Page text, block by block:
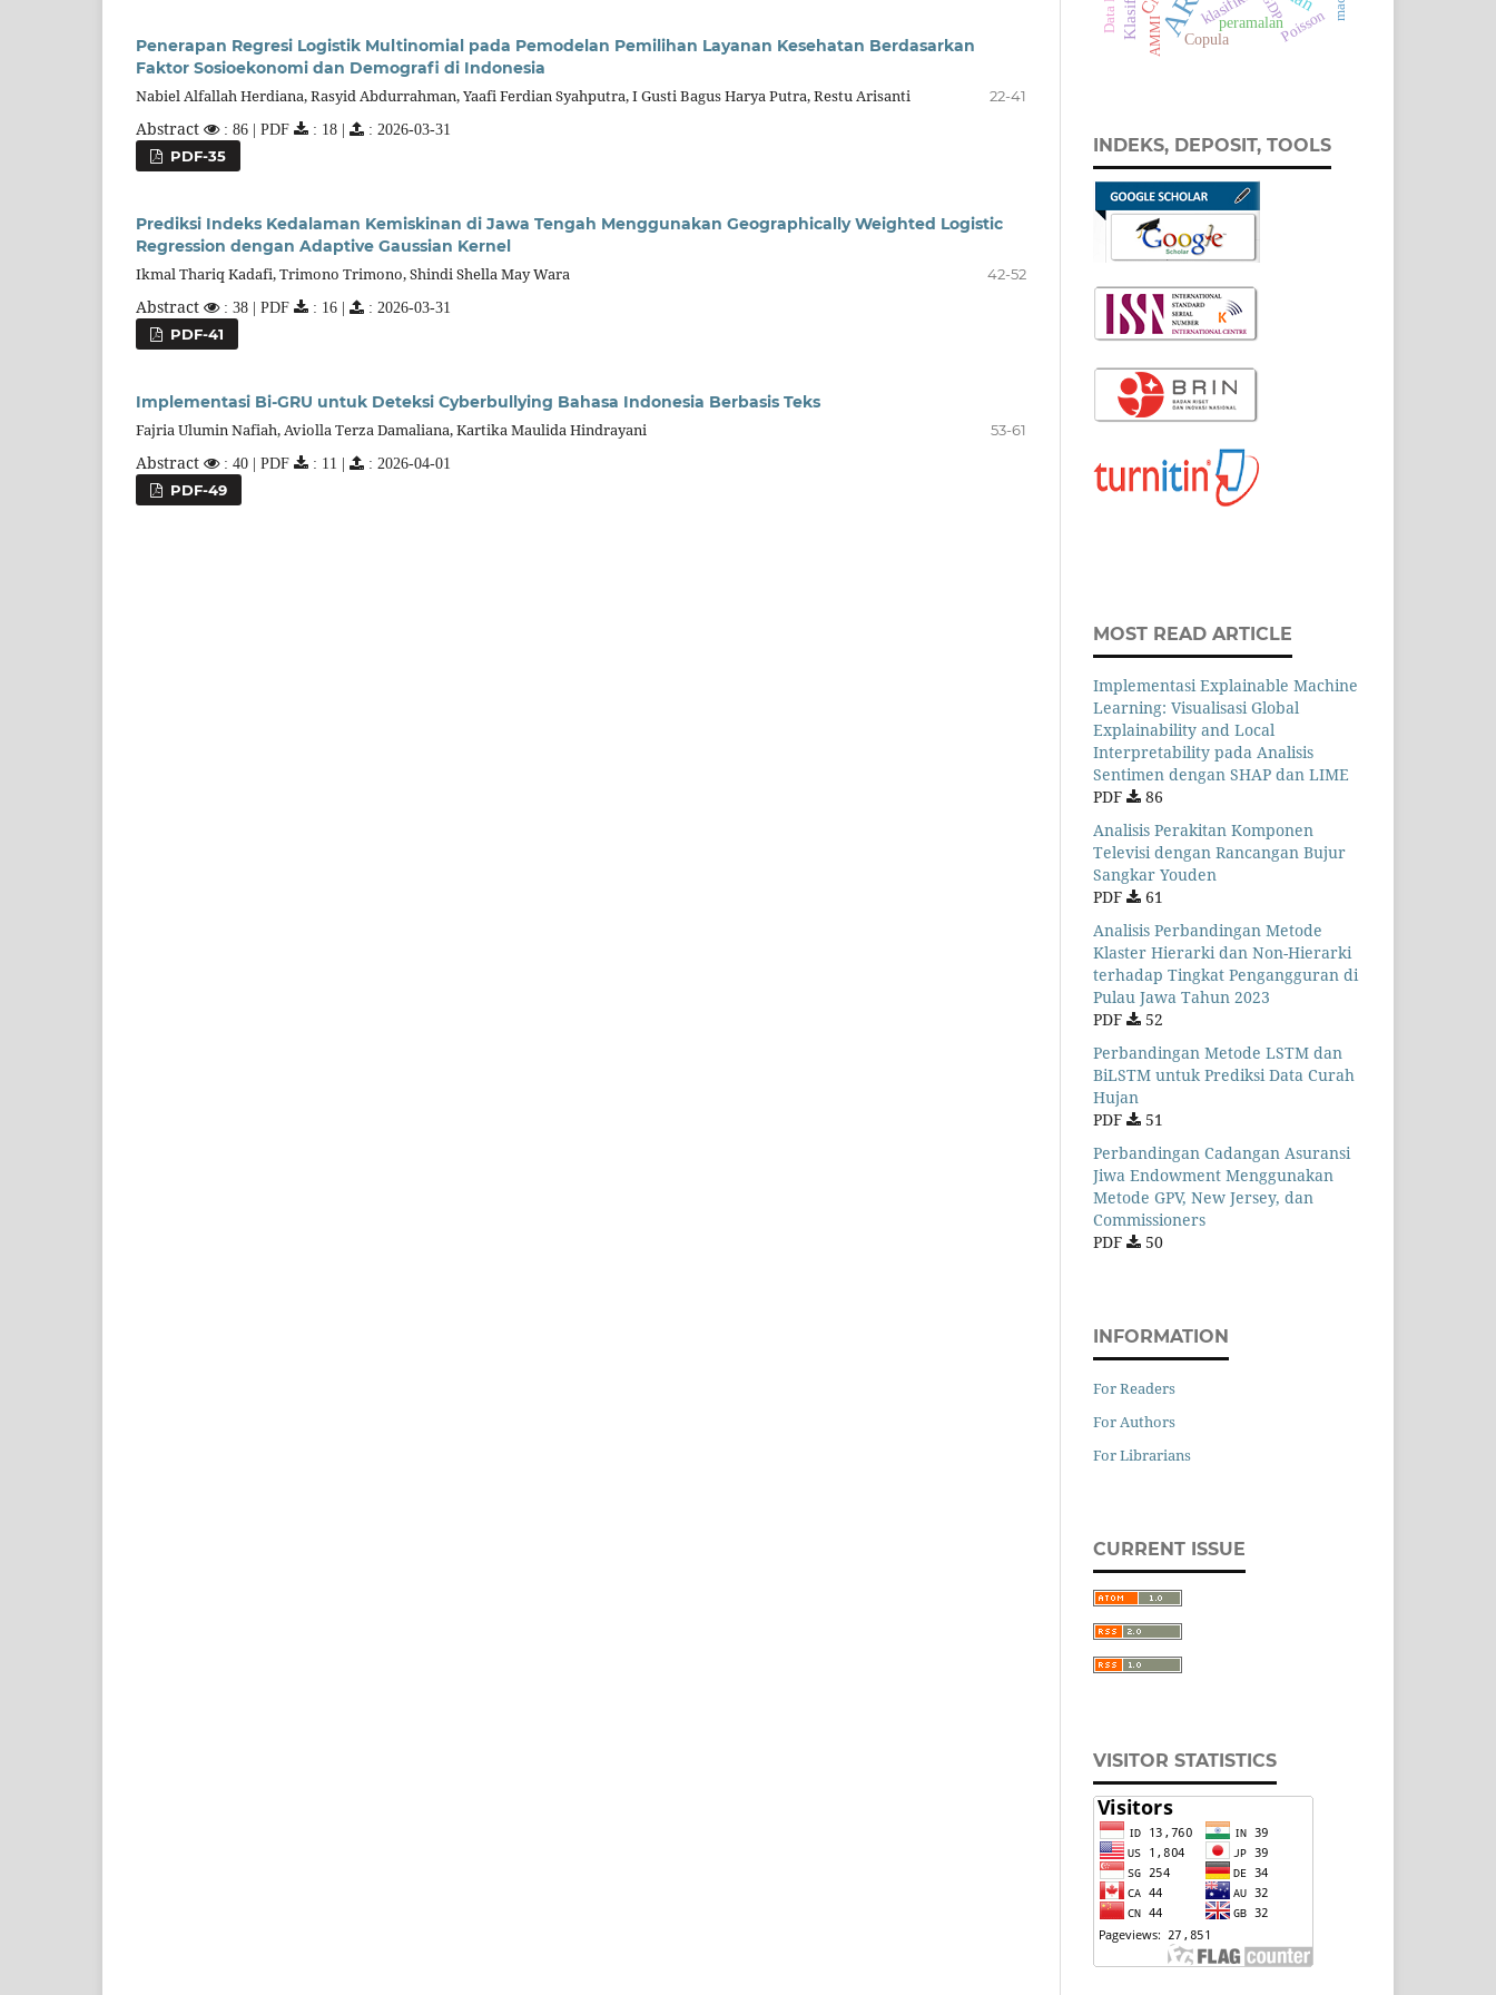
Penerapan Regresi Logistik Multinomial pada Pemodelan Pemilihan Layanan Kesehatan Berdasarkan
Faktor Sosioekonomi dan Demografi di Indonesia
Nabiel Alfallah Herdiana, Rasyid Abdurrahman, Yaafi Ferdian Syahputra, I Gusti Bagus Harya Putra, Restu Arisanti
22-41
Abstract : 86 | PDF : 18 | : 2026-03-31
PDF-35
Prediksi Indeks Kedalaman Kemiskinan di Jawa Tengah Menggunakan Geographically Weighted Logistic
Regression dengan Adaptive Gaussian Kernel
Ikmal Thariq Kadafi, Trimono Trimono, Shindi Shella May Wara
42-52
Abstract : 38 | PDF : 16 | : 2026-03-31
PDF-41
Implementasi Bi-GRU untuk Deteksi Cyberbullying Bahasa Indonesia Berbasis Teks
Fajria Ulumin Nafiah, Aviolla Terza Damaliana, Kartika Maulida Hindrayani
53-61
Abstract : 40 | PDF : 11 | : 2026-04-01
PDF-49
Copula
peramalanPoisson
AMMI
GDP
INDEKS, DEPOSIT, TOOLS
MOST READ ARTICLE
Implementasi Explainable Machine
Learning: Visualisasi Global
Explainability and Local
Interpretability pada Analisis
Sentimen dengan SHAP dan LIME
PDF
86
Analisis Perakitan Komponen
Televisi dengan Rancangan Bujur
Sangkar Youden
PDF
61
Analisis Perbandingan Metode
Klaster Hierarki dan Non-Hierarki
terhadap Tingkat Pengangguran di
Pulau Jawa Tahun 2023
PDF
52
Perbandingan Metode LSTM dan
BiLSTM untuk Prediksi Data Curah
Hujan
PDF
51
Perbandingan Cadangan Asuransi
Jiwa Endowment Menggunakan
Metode GPV, New Jersey, dan
Commissioners
PDF
50
INFORMATION
For Readers
For Authors
For Librarians
CURRENT ISSUE
VISITOR STATISTICS